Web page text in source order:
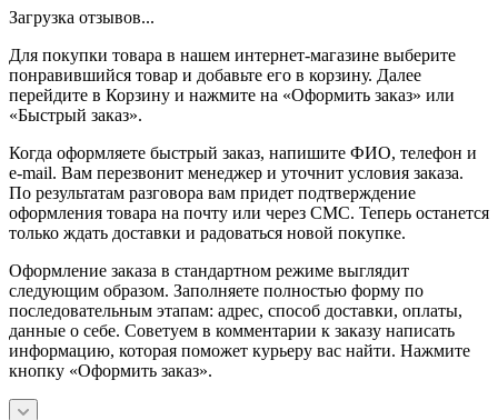
Загрузка отзывов...
Для покупки товара в нашем интернет-магазине выберите
понравившийся товар и добавьте его в корзину. Далее
перейдите в Корзину и нажмите на «Оформить заказ» или
«Быстрый заказ».
Когда оформляете быстрый заказ, напишите ФИО, телефон и
e-mail. Вам перезвонит менеджер и уточнит условия заказа.
По результатам разговора вам придет подтверждение
оформления товара на почту или через СМС. Теперь останется
только ждать доставки и радоваться новой покупке.
Оформление заказа в стандартном режиме выглядит
следующим образом. Заполняете полностью форму по
последовательным этапам: адрес, способ доставки, оплаты,
данные о себе. Советуем в комментарии к заказу написать
информацию, которая поможет курьеру вас найти. Нажмите
кнопку «Оформить заказ».